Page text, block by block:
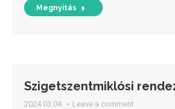
Megnyitás
Szigetszentmiklósi
2024.03.04. Leave a comment